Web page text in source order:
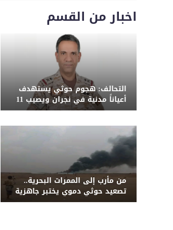
اخبار من القسم
التحالف: هجوم حوثي يستهدف
أعياناً مدنية في نجران ويصيب 11
مدنياً بينهم امرأة وطفل
من مأرب إلى الممرات البحرية..
تصعيد حوثي دموي يختبر جاهزية
الحكومة اليمنية